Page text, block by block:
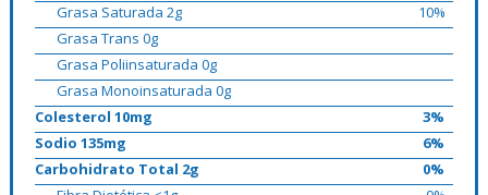
Grasa Saturada 2g
10%
Grasa Trans 0g
Grasa Poliinsaturada 0g
Grasa Monoinsaturada 0g
Colesterol 10mg
3%
Sodio 135mg
6%
Carbohidrato Total 2g
0%